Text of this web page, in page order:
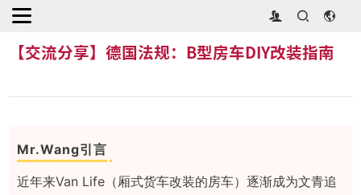
首页 【交流分享】德国法规：B型房车DIY改装指南
【交流分享】德国法规：B型房车DIY改装指南
Mr.Wang引言
近年来Van Life（厢式货车改装的房车）逐渐成为文青追